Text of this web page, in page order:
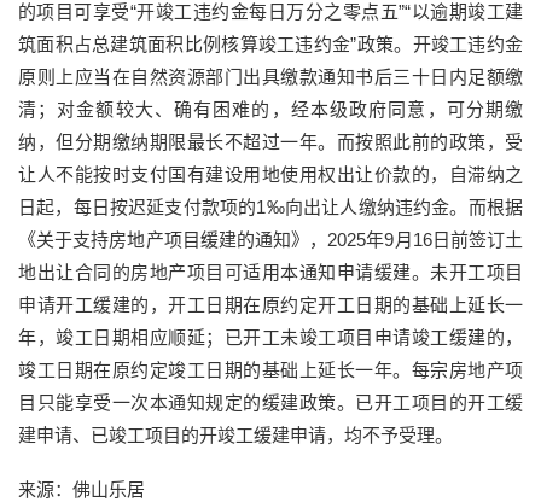
的项目可享受“开竣工违约金每日万分之零点五”“以逾期竣工建
筑面积占总建筑面积比例核算竣工违约金”政策。开竣工违约金
原则上应当在自然资源部门出具缴款通知书后三十日内足额缴
清；对金额较大、确有困难的，经本级政府同意，可分期缴
纳，但分期缴纳期限最长不超过一年。而按照此前的政策，受
让人不能按时支付国有建设用地使用权出让价款的，自滞纳之
日起，每日按迟延支付款项的1‰向出让人缴纳违约金。而根据
《关于支持房地产项目缓建的通知》，2025年9月16日前签订土
地出让合同的房地产项目可适用本通知申请缓建。未开工项目
申请开工缓建的，开工日期在原约定开工日期的基础上延长一
年，竣工日期相应顺延；已开工未竣工项目申请竣工缓建的，
竣工日期在原约定竣工日期的基础上延长一年。每宗房地产项
目只能享受一次本通知规定的缓建政策。已开工项目的开工缓
建申请、已竣工项目的开竣工缓建申请，均不予受理。
来源：佛山乐居